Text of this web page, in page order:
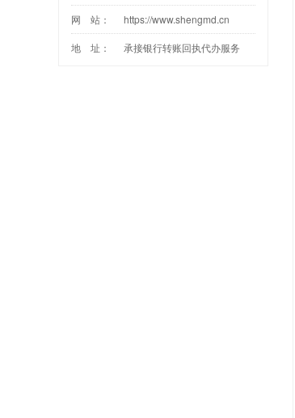
网 站： https://www.shengmd.cn
地 址： 承接银行转账回执代办服务